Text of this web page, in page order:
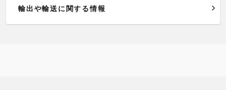
輸出や輸送に関する情報